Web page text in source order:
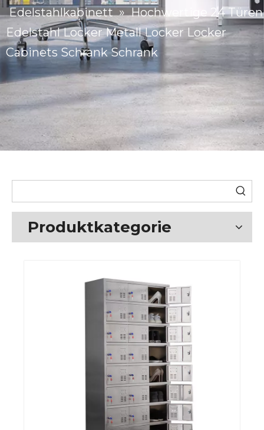
Edelstahlkabinett » Hochwertige 24 Türen
Edelstahl Locker Metall Locker Locker
Cabinets Schrank Schrank
Produktkategorie